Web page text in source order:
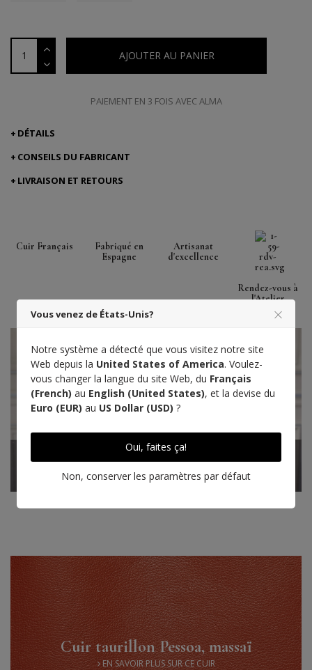
AJOUTER AU PANIER
PAIEMENT EN 3 FOIS AVEC ALMA
DÉTAILS
CONSEILS DU FABRICANT
LIVRAISON ET RETOURS
Cuir Français
Fabriqué en
Espagne
Artisanat
d'excellence
Rendez-vous à
l'Atelier
Tanné en Aquitaine
Cuir taurillon Pessoa, massaï
EN SAVOIR PLUS SUR CE CUIR
Vous venez de États-Unis?
Notre système a détecté que vous visitez notre site
Web depuis la United States of America. Voulez-
vous changer la langue du site Web, du Français
(French) au English (United States), et la devise du
Euro (EUR) au US Dollar (USD) ?
Oui, faites ça!
Non, conserver les paramètres par défaut